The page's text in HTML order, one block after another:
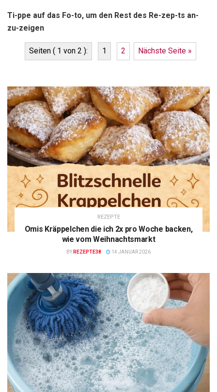
Ti-ppe auf das Fo-to, um den Rest des Re-zep-ts an-
zu-zeigen
Seiten ( 1 von 2 ): 1 2 Nächste Seite »
REZEPTE
Omis Kräppelchen die ich 2x pro Woche backen,
wie vom Weihnachtsmarkt
BY REZEPTE38 14 JANUAR 2026